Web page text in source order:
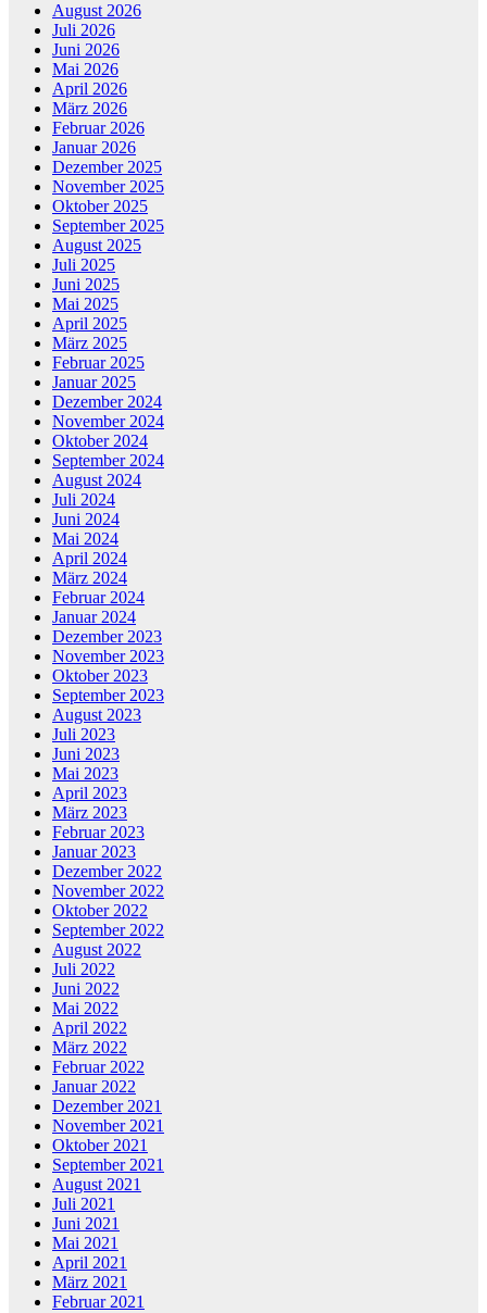
August 2026
Juli 2026
Juni 2026
Mai 2026
April 2026
März 2026
Februar 2026
Januar 2026
Dezember 2025
November 2025
Oktober 2025
September 2025
August 2025
Juli 2025
Juni 2025
Mai 2025
April 2025
März 2025
Februar 2025
Januar 2025
Dezember 2024
November 2024
Oktober 2024
September 2024
August 2024
Juli 2024
Juni 2024
Mai 2024
April 2024
März 2024
Februar 2024
Januar 2024
Dezember 2023
November 2023
Oktober 2023
September 2023
August 2023
Juli 2023
Juni 2023
Mai 2023
April 2023
März 2023
Februar 2023
Januar 2023
Dezember 2022
November 2022
Oktober 2022
September 2022
August 2022
Juli 2022
Juni 2022
Mai 2022
April 2022
März 2022
Februar 2022
Januar 2022
Dezember 2021
November 2021
Oktober 2021
September 2021
August 2021
Juli 2021
Juni 2021
Mai 2021
April 2021
März 2021
Februar 2021